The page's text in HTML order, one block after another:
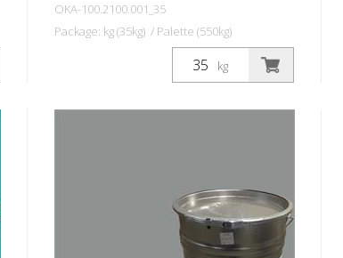
OKA-100.2100.001_35
Package: kg (35kg) / Palette (550kg)
A STRAMAT útburkolati festékeket
elsősorban aszfalt- vagy
betonfelületeken, szegély- és
kg